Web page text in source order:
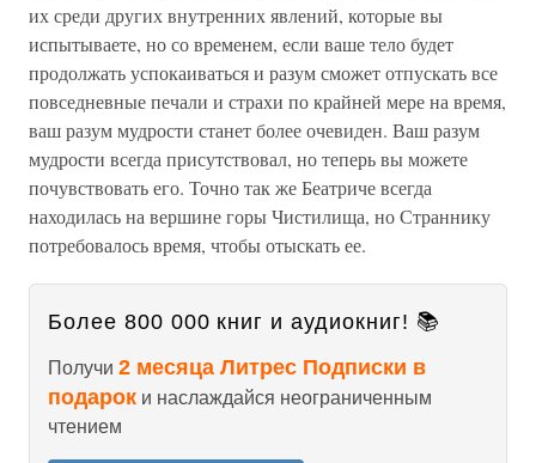
их среди других внутренних явлений, которые вы
испытываете, но со временем, если ваше тело будет
продолжать успокаиваться и разум сможет отпускать все
повседневные печали и страхи по крайней мере на время,
ваш разум мудрости станет более очевиден. Ваш разум
мудрости всегда присутствовал, но теперь вы можете
почувствовать его. Точно так же Беатриче всегда
находилась на вершине горы Чистилища, но Страннику
потребовалось время, чтобы отыскать ее.
Более 800 000 книг и аудиокниг! 📚
Получи 2 месяца Литрес Подписки в
подарок и наслаждайся неограниченным
чтением